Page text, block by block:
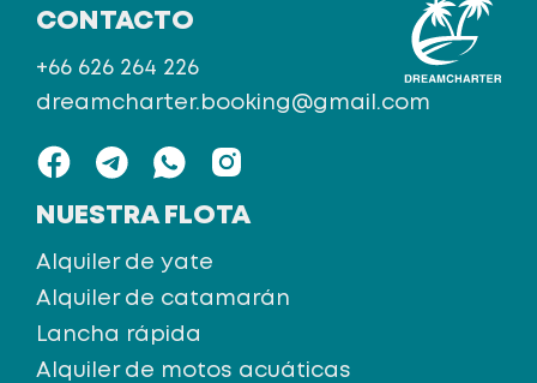
NUESTRA FLOTA
Alquiler de yate
Alquiler de catamarán
Lancha rápida
Alquiler de motos acuáticas
CONTACTO
+66 626 264 226
dreamcharter.booking@gmail.com